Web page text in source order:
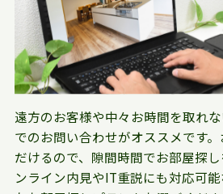
遠方のお客様や中々お時間を取れ
でのお問い合わせがオススメです
だけるので、隙間時間でお部屋探
ンライン内見やIT重説にも対応可